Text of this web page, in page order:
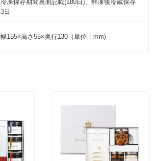
冷凍保存期間裏面記載(180日)、解凍後冷蔵保存
3日
幅155×高さ55×奥行130（単位：mm)